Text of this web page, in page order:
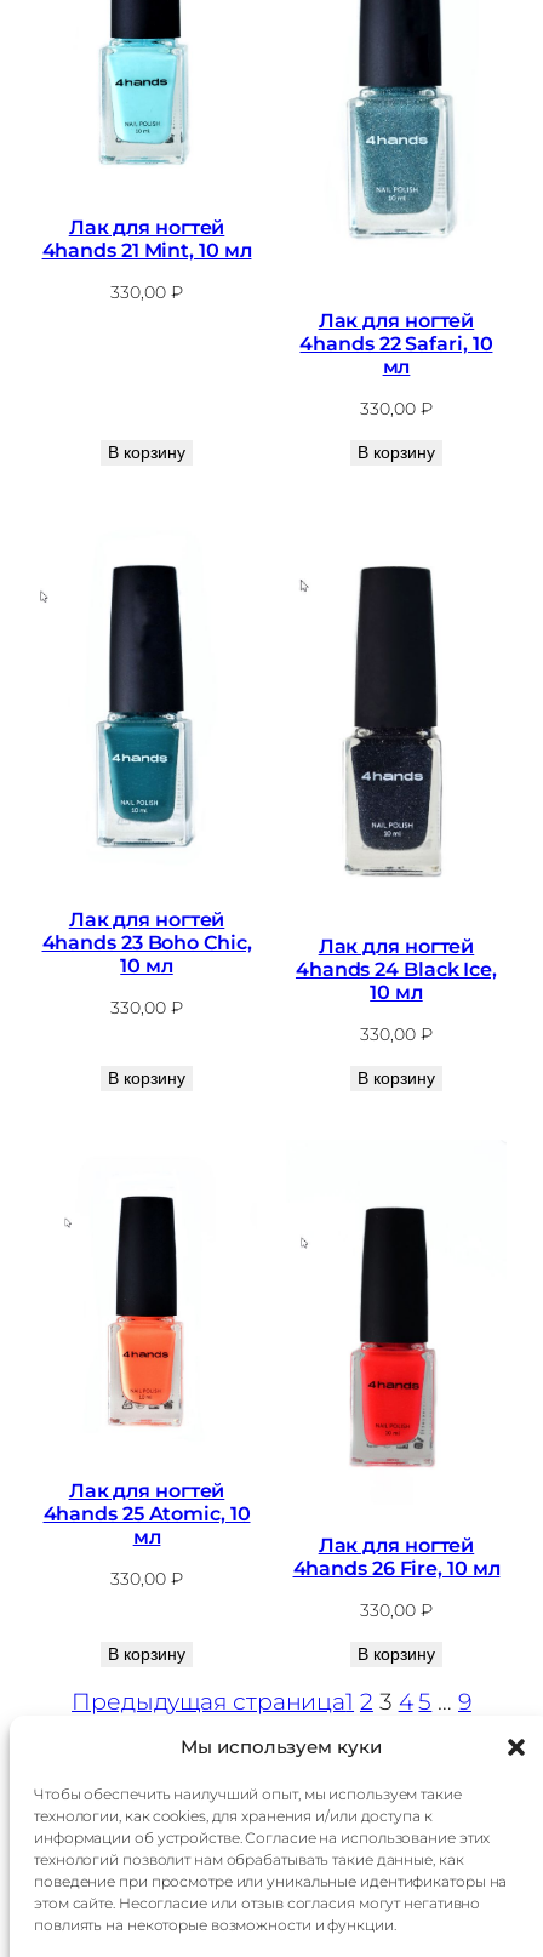
Мы используем куки
Чтобы обеспечить наилучший опыт, мы используем такие
технологии, как cookies, для хранения и/или доступа к
информации об устройстве. Согласие на использование этих
технологий позволит нам обрабатывать такие данные, как
поведение при просмотре или уникальные идентификаторы на
этом сайте. Несогласие или отзыв согласия могут негативно
повлиять на некоторые возможности и функции.
Лак для ногтей
4hands 21 Mint, 10 мл
330,00 ₽
В корзину
Лак для ногтей
4hands 22 Safari, 10
мл
330,00 ₽
В корзину
Лак для ногтей
4hands 23 Boho Chic,
10 мл
330,00 ₽
В корзину
Лак для ногтей
4hands 24 Black Ice,
10 мл
330,00 ₽
В корзину
Лак для ногтей
4hands 25 Atomic, 10
мл
330,00 ₽
В корзину
Лак для ногтей
4hands 26 Fire, 10 мл
330,00 ₽
В корзину
Предыдущая страница1 2 3 4 5 … 9
Главная
Каталог
О
компании
Доставка
Оплата
Контакты
Контакты: